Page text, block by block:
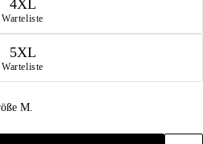
4XL
Warteliste
5XL
Warteliste
M.